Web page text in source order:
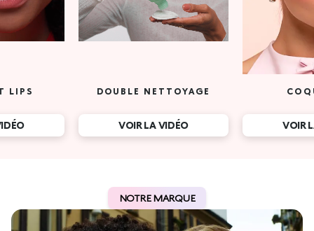
LIPS DOUBLE NETTOYAGE
VOIR LA VIDÉO VOIR
NOTRE MARQUE